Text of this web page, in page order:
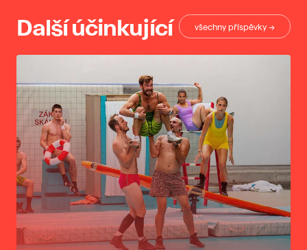
Další účinkující všechny příspěvky →